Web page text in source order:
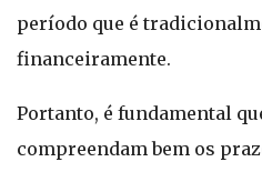
período que é
financeiramente.
Portanto, é fundamental
compreendam bem os